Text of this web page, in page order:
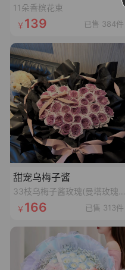
11朵香槟花束
139 已售 384件
甜宠乌梅子酱
33枝乌梅子酱玫瑰(曼塔玫瑰喷乌梅子酱漆,拼心形),裸粉色蝴蝶结,裸粉色丝袋绕一圈,1条灯串
166 已售 313件